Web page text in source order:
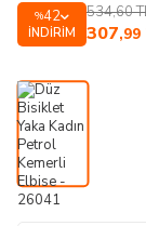
%42
İNDIRIM
534,60
307,99